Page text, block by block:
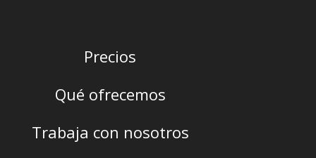
Precios
Qué ofrecemos
Trabaja con nosotros